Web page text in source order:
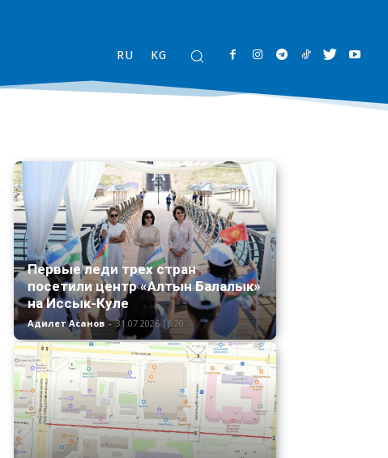
RU KG
Первые леди трех стран
посетили центр «Алтын Балалык»
на Иссык-Куле
Адилет Асанов - 31.07.2026 16:20